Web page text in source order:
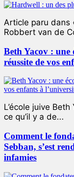
Article paru dans
Robbert van de
Beth Yacov : une
réussite de vos
L’école juive
ce qu’il y a de...
Comment le
Sebban, s’est
infamies